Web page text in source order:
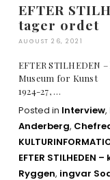
EFTER
tager ordet
AUGUST 26, 2021
EFTER STILHEDEN
Museum for Kunst
1924-27, …
Posted in Interview,
Anderberg,
EFTER
Ryggen, ingvar